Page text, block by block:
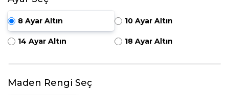
8 Ayar Altın 10 Ayar Altın
14 Ayar Altın 18 Ayar Altın
Maden Rengi Seç